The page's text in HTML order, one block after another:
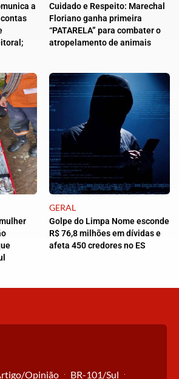
a
Cuidado e Respeito: Marechal
Floriano ganha primeira
“PATARELA” para combater o
atropelamento de animais
GERAL
Golpe do Limpa Nome esconde
R$ 76,8 milhões em dívidas e
afeta 450 credores no ES
Opinião
BR-101/Sul